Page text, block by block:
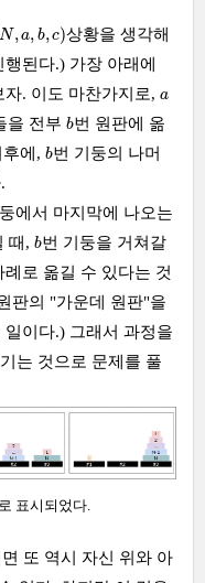
N,a, b,c)
,a c
상황을 생각해
된다.) 가장 아래에
. 이도 마찬가지로, a
a
을 전부b
b번 원판에 옮
후에,b
b번 기둥의 나머
에서 마지막에 나오는
때,b
b번 기둥을 거쳐갈
로 옮길 수 있다는 것
판의 "가운데 원판"을
이다.) 그래서 과정을
는 것으로 문제를 풀
표시되었다.
또 역시 자신 위와 아